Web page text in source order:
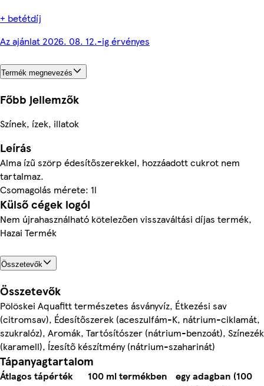
+ betétdíj
Az ajánlat 2026. 08. 12.-ig érvényes
Termék megnevezés
Főbb jellemzők
Színek, ízek, illatok
Leírás
Alma ízű szörp édesítőszerekkel, hozzáadott cukrot nem
tartalmaz.
Csomagolás mérete: 1l
Külső cégek logói
Nem újrahasználható kötelezően visszaváltási díjas termék,
Hazai Termék
Összetevők
Összetevők
Pölöskei Aquafitt természetes ásványvíz, Étkezési sav
(citromsav), Édesítőszerek (aceszulfám-K, nátrium-ciklamát,
szukralóz), Aromák, Tartósítószer (nátrium-benzoát), Színezék
(karamell), Ízesítő készítmény (nátrium-szaharinát)
Tápanyagtartalom
Átlagos tápérték 100 ml termékben
egy adagban (100